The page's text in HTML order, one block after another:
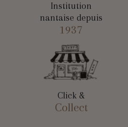
Institution
nantaise depuis
1937
Click &
Collect